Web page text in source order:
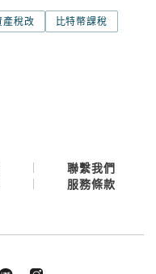
產稅改
比特幣課稅
與隱私政策
聯繫我們
服務條款